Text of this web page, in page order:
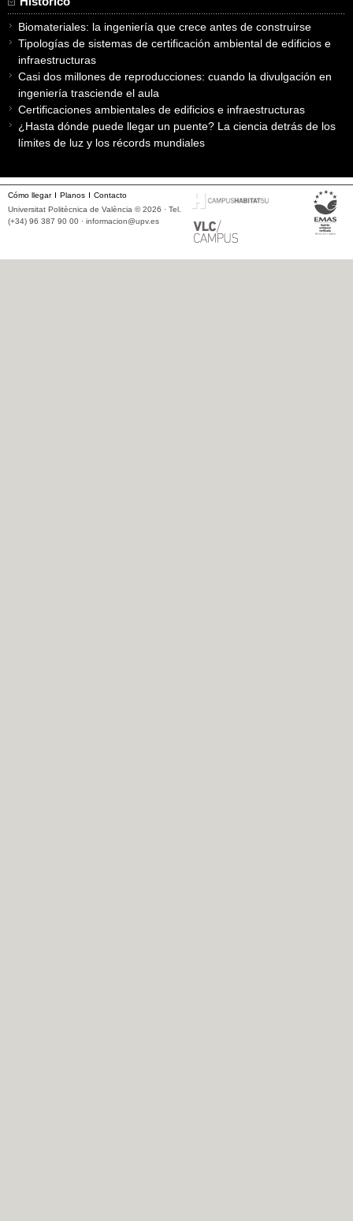
Biomateriales: la ingeniería que crece antes de construirse
Tipologías de sistemas de certificación ambiental de edificios e
infraestructuras
Casi dos millones de reproducciones: cuando la divulgación en
ingeniería trasciende el aula
Certificaciones ambientales de edificios e infraestructuras
¿Hasta dónde puede llegar un puente? La ciencia detrás de los
límites de luz y los récords mundiales
Cómo llegar Planos
Contacto
Universitat Politècnica de València © 2026 · Tel.
(+34) 96 387 90 00 · informacion@upv.es